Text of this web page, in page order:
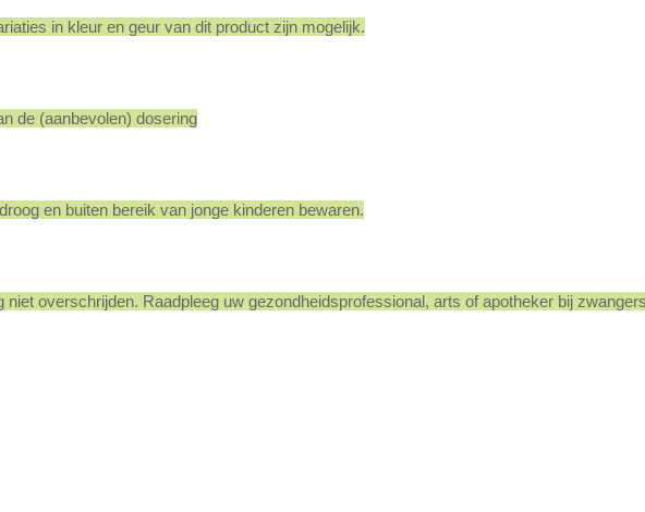
in kleur en geur van dit product zijn mogelijk.
de (aanbevolen) dosering
en buiten bereik van jonge kinderen bewaren.
niet overschrijden. Raadpleeg uw gezondheidsprofessional, arts of apotheker bij